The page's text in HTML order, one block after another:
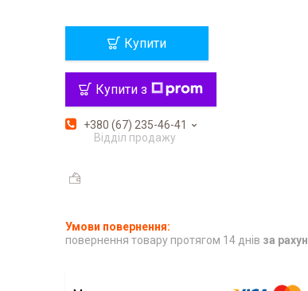
Купити
Купити з
+380 (67) 235-46-41
Відділ продажу
повернення товару протягом 14 днів за